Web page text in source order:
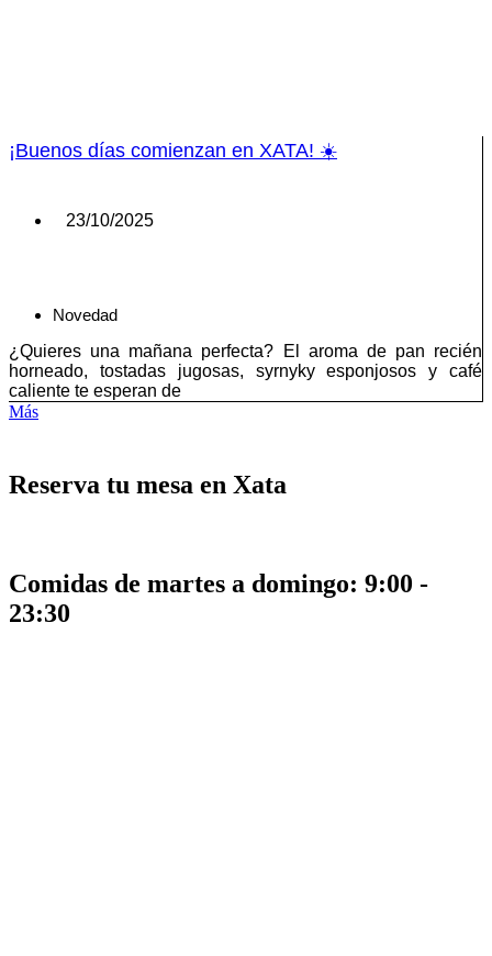
¡Buenos días comienzan en XATA! ☀️
23/10/2025
Novedad
¿Quieres una mañana perfecta? El aroma de pan recién
horneado, tostadas jugosas, syrnyky esponjosos y café
caliente te esperan de
Más
Reserva tu mesa en Xata
Comidas de martes a domingo: 9:00 -
23:30